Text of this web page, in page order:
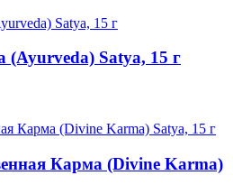
(Ayurveda) Satya, 15 г
Карма (Divine Karma)